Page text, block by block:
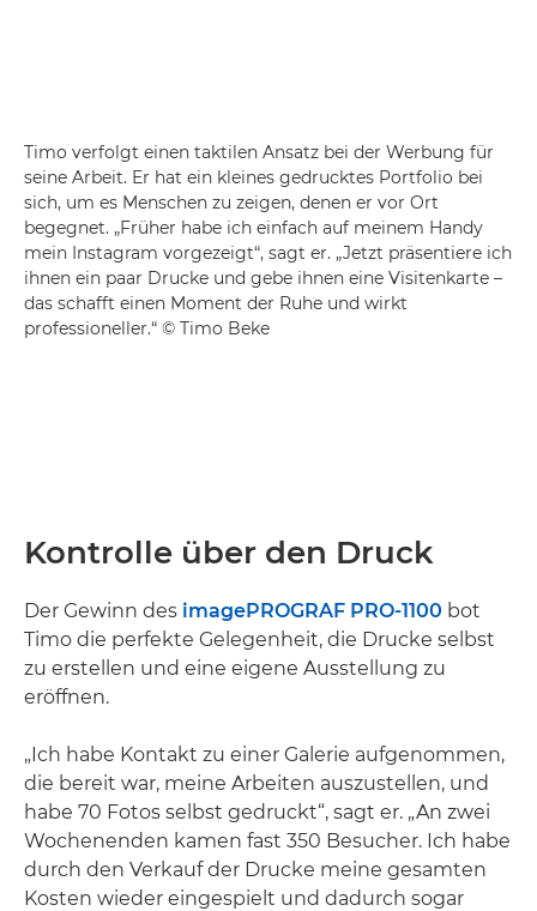
Timo verfolgt einen taktilen Ansatz bei der Werbung für
seine Arbeit. Er hat ein kleines gedrucktes Portfolio bei
sich, um es Menschen zu zeigen, denen er vor Ort
begegnet. „Früher habe ich einfach auf meinem Handy
mein Instagram vorgezeigt“, sagt er. „Jetzt präsentiere ich
ihnen ein paar Drucke und gebe ihnen eine Visitenkarte –
das schafft einen Moment der Ruhe und wirkt
professioneller.“ © Timo Beke
Kontrolle über den Druck
Der Gewinn des imagePROGRAF PRO-1100 bot
Timo die perfekte Gelegenheit, die Drucke selbst
zu erstellen und eine eigene Ausstellung zu
eröffnen.
„Ich habe Kontakt zu einer Galerie aufgenommen,
die bereit war, meine Arbeiten auszustellen, und
habe 70 Fotos selbst gedruckt“, sagt er. „An zwei
Wochenenden kamen fast 350 Besucher. Ich habe
durch den Verkauf der Drucke meine gesamten
Kosten wieder eingespielt und dadurch sogar